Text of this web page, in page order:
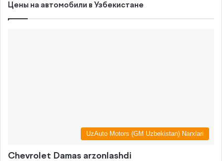
Цены на автомобили в Узбекистане
UzAuto Motors (GM Uzbekistan) Narxlari
Chevrolet Damas arzonlashdi